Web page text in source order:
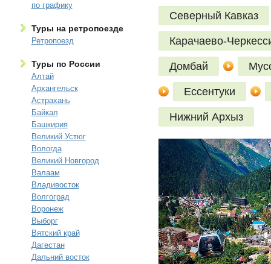
по графику
Туры на ретропоезде
Ретропоезд
Туры по России
Алтай
Архангельск
Астрахань
Байкал
Башкирия
Великий Устюг
Вологда
Великий Новгород
Валаам
Владивосток
Волгоград
Воронеж
Выборг
Вятский край
Дагестан
Дальний восток
Северный Кавказ
Карачаево-
Домбай
Ессентуки
Нижний Архыз